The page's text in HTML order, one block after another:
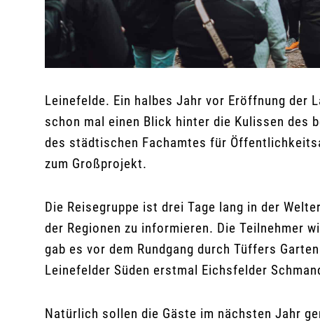
Leinefelde. Ein halbes Jahr vor Eröffnung der
schon mal einen Blick hinter die Kulissen des
des städtischen Fachamtes für
zum Großprojekt.
Die Reisegruppe ist drei Tage lang in der
der Regionen zu informieren. Die Teilnehmer
gab es vor dem Rundgang durch Tüffers
Leinefelder Süden erstmal Eichsfelder
Natürlich sollen die Gäste im nächsten Jahr